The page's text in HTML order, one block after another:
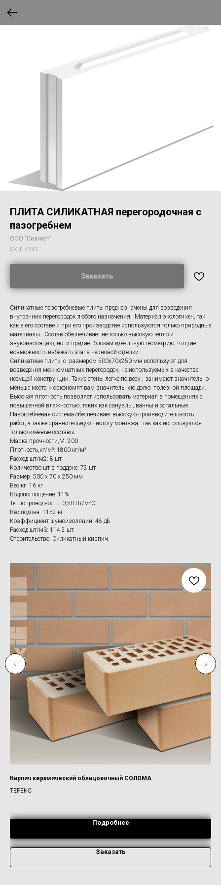
ПЛИТА СИЛИКАТНАЯ перегородочная с
пазогребнем
ООО "Силикат"
SKU: К741
Заказать
Силикатные пазогребневые плиты предназначены для возведения
внутренних перегородок любого назначения. Материал экологичен, так
как в его составе и при его производстве используются только природные
материалы. Состав обеспечивает не только высокую тепло и
звукоизоляцию, но и придает блокам идеальную геометрию, что дает
возможность избежать этапа черновой отделки.
Силикатные плиты с размером 500x70x250 мм используют для
возведения межкомнатных перегородок, не используемых в качестве
несущей конструкции. Такие стены легче по весу , занимают значительно
меньше места и сэкономят вам значительную долю полезной площади.
Высокая плотность позволяет использовать материал в помещениях с
повышенной влажностью, таких как санузлы, ванны и остальные.
Пазогребневая система обеспечивает высокую производительность
работ, а также сравнительную чистоту монтажа, так как используются
только клеевые составы.
Марка прочности,M: 200
Плотность,кг/м³: 1800 кг/м³
Расход шт/м2: 8 шт
Количество шт в поддоне: 72 шт
Размер: 500 х 70 х 250 мм
Вес,кг: 16 кг
Водопоглощение: 11%
Теплопроводность: 0,50 Вт/м*С
Вес подона: 1152 кг
Коэффициент шумоизоляции: 48 дБ
Расход шт/м3: 114,2 шт
Строительство: Силикатный кирпич
Кирпич керамический облицовочный СОЛОМА
ТЕРЕКС
Подробнее
Заказать